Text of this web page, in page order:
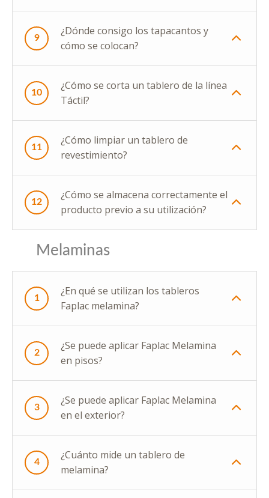
9
¿Dónde consigo los tapacantos y
cómo se colocan?
10
¿Cómo se corta un tablero de la línea
Táctil?
11
¿Cómo limpiar un tablero de
revestimiento?
12
¿Cómo se almacena correctamente el
producto previo a su utilización?
Melaminas
1
¿En qué se utilizan los tableros
Faplac melamina?
2
¿Se puede aplicar Faplac Melamina
en pisos?
3
¿Se puede aplicar Faplac Melamina
en el exterior?
4
¿Cuánto mide un tablero de
melamina?